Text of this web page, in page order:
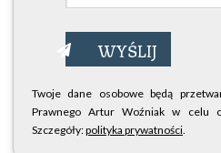
Twoje dane osobowe będą
Prawnego Artur Woźniak w celu
Szczegóły:polityka prywatności